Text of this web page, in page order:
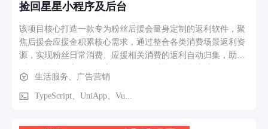
捡回星星小程序及后台
该项目核心打造一款专为粉丝后援会量身定制的返利软件，聚
焦后援会应援金积累核心需求，通过整合各类消费场景返利资
源，实现粉丝日常消费、应援相关消费的返利自动归集，助力
理流程，降低后援会运营成本，为粉丝应援活动的顺利开展提
供稳定的资金支撑，进一步凝聚粉丝力量、提升后援会运营效
生活服务、广告营销
TypeScript、UniApp、Vu...